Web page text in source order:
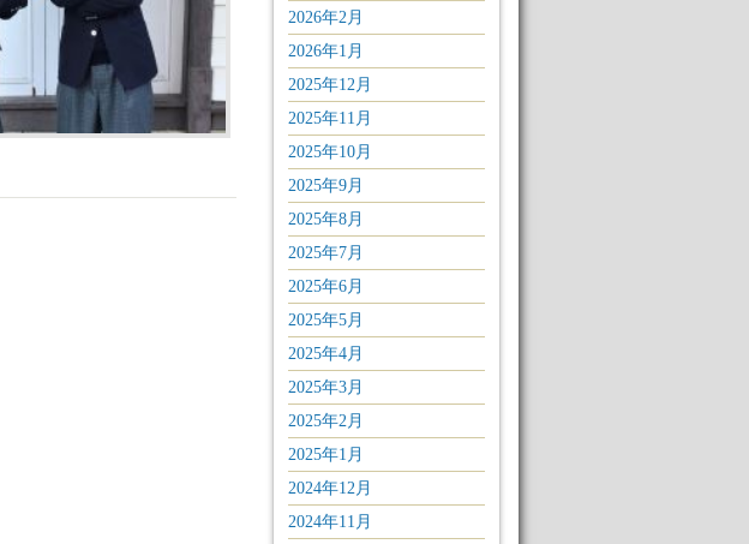
2026年2月
2026年1月
2025年12月
2025年11月
2025年10月
2025年9月
2025年8月
2025年7月
2025年6月
2025年5月
2025年4月
2025年3月
2025年2月
2025年1月
2024年12月
2024年11月